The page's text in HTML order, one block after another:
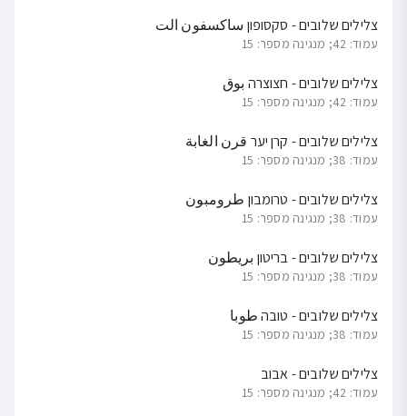
צלילים שלובים - סקסופון ساكسفون الت
עמוד: 42; מנגינה מספר: 15
צלילים שלובים - חצוצרה بوق
עמוד: 42; מנגינה מספר: 15
צלילים שלובים - קרן יער قرن الغابة
עמוד: 38; מנגינה מספר: 15
צלילים שלובים - טרומבון طرومبون
עמוד: 38; מנגינה מספר: 15
צלילים שלובים - בריטון بريطون
עמוד: 38; מנגינה מספר: 15
צלילים שלובים - טובה طوبا
עמוד: 38; מנגינה מספר: 15
צלילים שלובים - אבוב
עמוד: 42; מנגינה מספר: 15